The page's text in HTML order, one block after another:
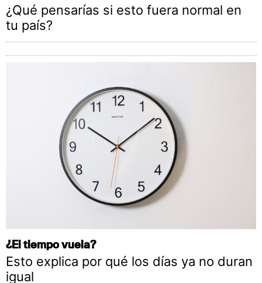
¿Qué pensarías si esto fuera normal en
tu país?
¿El tiempo vuela?
Esto explica por qué los días ya no duran
igual